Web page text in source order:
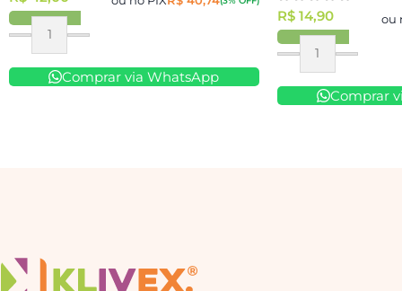
Comprar via WhatsApp
R$14,90 ou
Comprar